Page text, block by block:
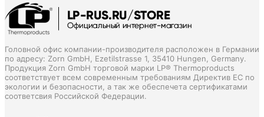
Головной офис компании-производителя расположен в Германии
по адресу: Zorn GmbH, Ezetilstrasse 1, 35410 Hungen, Germany.
Продукция Zorn GmbH торговой марки LP® Thermoproducts
соответствует всем современным требованиям Директив ЕС по
экологии и безопасности, а так же обеспечета сертификатами
соответсвия Российской Федерации.